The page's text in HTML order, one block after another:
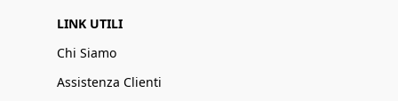
LINK UTILI
Chi Siamo
Assistenza Clienti